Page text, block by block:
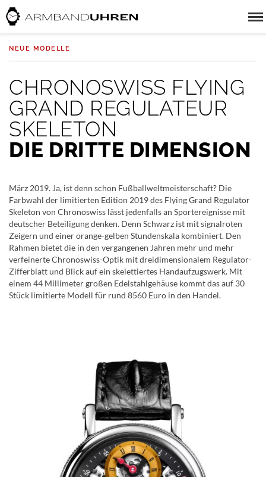
NEUE MODELLE
CHRONOSWISS FLYING
GRAND REGULATEUR
SKELETON
DIE DRITTE DIMENSION
März 2019. Ja, ist denn schon Fußballweltmeisterschaft? Die
Farbwahl der limitierten Edition 2019 des Flying Grand Regulator
Skeleton von Chronoswiss lässt jedenfalls an Sportereignisse mit
deutscher Beteiligung denken. Denn Schwarz ist mit signalroten
Zeigern und einer orange-gelben Stundenskala kombiniert. Den
Rahmen bietet die in den vergangenen Jahren mehr und mehr
verfeinerte Chronoswiss-Optik mit dreidimensionalem Regulator-
Zifferblatt und Blick auf ein skelettiertes Handaufzugswerk. Mit
einem 44 Millimeter großen Edelstahlgehäuse kommt das auf 30
Stück limitierte Modell für rund 8560 Euro in den Handel.